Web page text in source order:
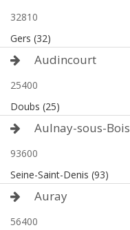
32810
Gers (32)
Audincourt
25400
Doubs (25)
Aulnay-sous-Bois
93600
Seine-Saint-Denis (93)
Auray
56400